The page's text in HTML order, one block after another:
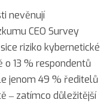
nevěnují
CEO Survey
riziko kybernetické
13 % respondentů
jenom 49 % ředitelů
‒ zatímco důležitější